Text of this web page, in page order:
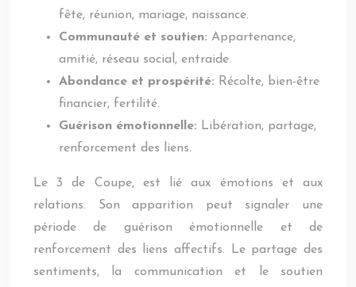
fête, réunion, mariage, naissance.
Communauté et soutien: Appartenance,
amitié, réseau social, entraide.
Abondance et prospérité: Récolte, bien-être
financier, fertilité.
Guérison émotionnelle: Libération, partage,
renforcement des liens.
Le 3 de Coupe, est lié aux émotions et aux
relations. Son apparition peut signaler une
période de guérison émotionnelle et de
renforcement des liens affectifs. Le partage des
sentiments, la communication et le soutien